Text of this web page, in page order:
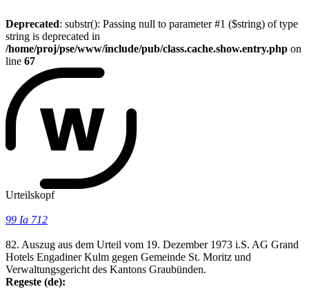
Deprecated: substr(): Passing null to parameter #1 ($string) of type
string is deprecated in
/home/proj/pse/www/include/pub/class.cache.show.entry.php on
line 67
Urteilskopf
99 Ia 712
82. Auszug aus dem Urteil vom 19. Dezember 1973 i.S. AG Grand
Hotels Engadiner Kulm gegen Gemeinde St. Moritz und
Verwaltungsgericht des Kantons Graubünden.
Regeste (de):